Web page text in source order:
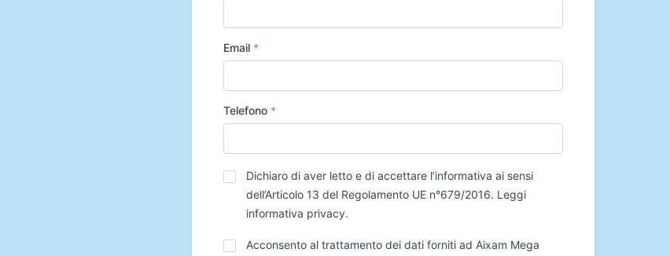
Email *
Telefono *
Privacy*
Dichiaro di aver letto e di accettare l’informativa ai sensi
dell’Articolo 13 del Regolamento UE n°679/2016. Leggi
informativa privacy.
Trattamento
Acconsento al trattamento dei dati forniti ad Aixam Mega